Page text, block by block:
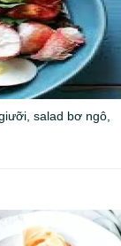
salad bơ ngô,